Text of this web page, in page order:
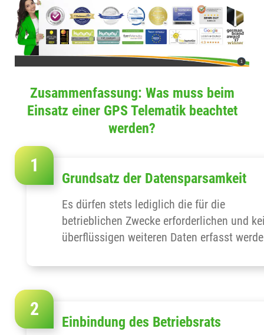
Zusammenfassung: Was muss beim
Einsatz einer GPS Telematik beachtet
werden?
Grundsatz der Datensparsamkeit
Es dürfen stets lediglich die für die
betrieblichen Zwecke erforderlichen und
überflüssigen weiteren Daten erfasst
Einbindung des Betriebsrats